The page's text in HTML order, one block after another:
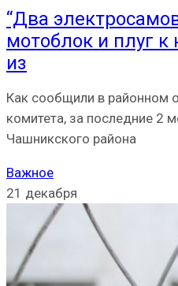
“Два
мотоблок и плуг к
из
Как сообщили в районном
комитета, за последние 2
Чашникского района
Важное
21 декабря